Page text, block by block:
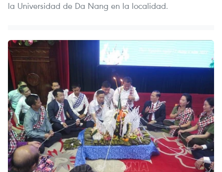
la Universidad de Da Nang en la localidad.